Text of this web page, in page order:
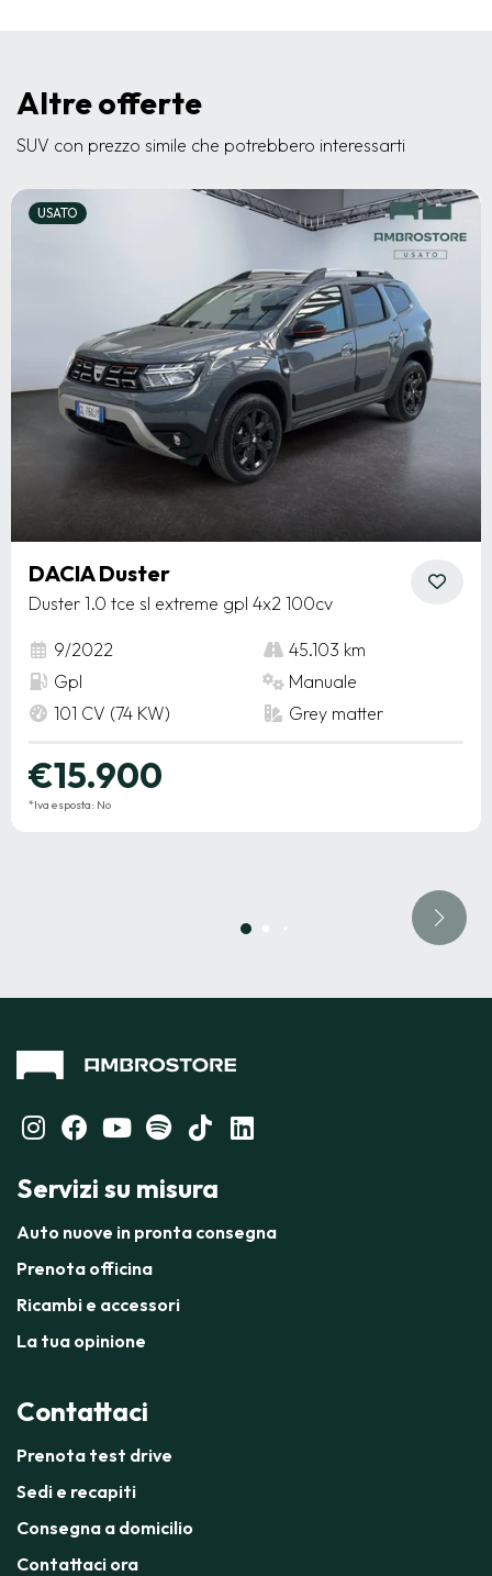
Altre offerte
SUV con prezzo simile che potrebbero interessarti
USATO
DACIA Duster
Duster 1.0 tce sl extreme gpl 4x2 100cv
9/2022
45.103 km
Gpl
Manuale
101 CV (74 KW)
Grey matter
€15.900
*Iva esposta: No
Servizi su misura
Auto nuove in pronta consegna
Prenota officina
Ricambi e accessori
La tua opinione
Contattaci
Prenota test drive
Sedi e recapiti
Consegna a domicilio
Contattaci ora